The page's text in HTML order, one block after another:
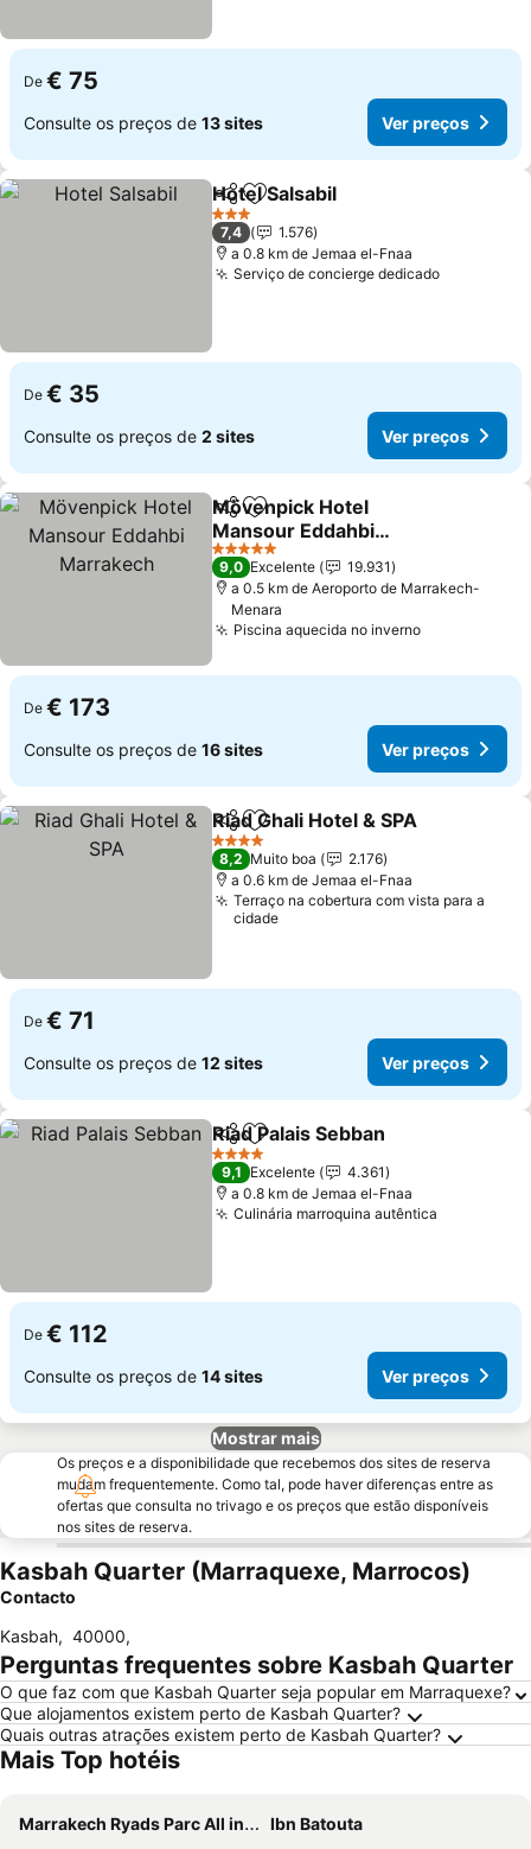
De € 75
Consulte os preços de 13 sites Ver preços
PartilharAdicionar aos favoritos
Hotel Salsabil
3 Estrelas
7,4
1.576
a 0.8 km de Jemaa el-Fnaa
Serviço de concierge dedicado
De € 35
Consulte os preços de 2 sites Ver preços
PartilharAdicionar aos favoritos
Mövenpick Hotel
Mansour Eddahbi
Marrakech
5 Estrelas
9,0 Excelente
19.931
a 0.5 km de Aeroporto de Marrakech-
Menara
Piscina aquecida no inverno
De € 173
Consulte os preços de 16 sites Ver preços
PartilharAdicionar aos favoritos
Riad Ghali Hotel & SPA
4 Estrelas
8,2 Muito boa
2.176
a 0.6 km de Jemaa el-Fnaa
Terraço na cobertura com vista para a
cidade
De € 71
Consulte os preços de 12 sites Ver preços
PartilharAdicionar aos favoritos
Riad Palais Sebban
4 Estrelas
9,1 Excelente
4.361
a 0.8 km de Jemaa el-Fnaa
Culinária marroquina autêntica
De € 112
Consulte os preços de 14 sites Ver preços
Mostrar mais
Os preços e a disponibilidade que recebemos dos sites de reserva
mudam frequentemente. Como tal, pode haver diferenças entre as
ofertas que consulta no trivago e os preços que estão disponíveis
nos sites de reserva.
Kasbah Quarter (Marraquexe, Marrocos)
Contacto
Kasbah, 40000,
Perguntas frequentes sobre Kasbah Quarter
O que faz com que Kasbah Quarter seja popular em Marraquexe?
Que alojamentos existem perto de Kasbah Quarter?
Quais outras atrações existem perto de Kasbah Quarter?
Mais Top hotéis
Marrakech Ryads Parc All inclusive
Ibn Batouta